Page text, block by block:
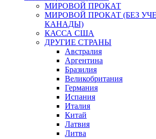
МИРОВОЙ ПРОКАТ
МИРОВОЙ ПРОКАТ (БЕЗ
КАНАДЫ)
КАССА США
ДРУГИЕ СТРАНЫ
Австралия
Аргентина
Бразилия
Великобритания
Германия
Испания
Италия
Китай
Латвия
Литва